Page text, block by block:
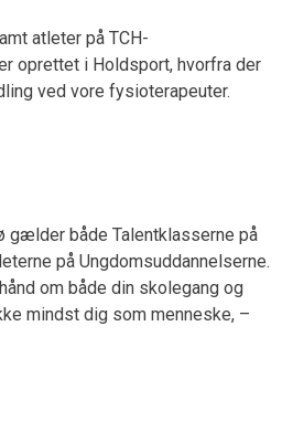
atleter på TCH-
oprettet i Holdsport, hvorfra der
ved vore fysioterapeuter.
gælder både Talentklasserne på
på Ungdomsuddannelserne.
om både din skolegang og
mindst dig som menneske, –